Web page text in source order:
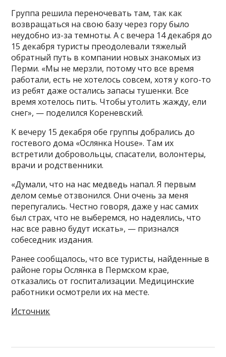
Группа решила переночевать там, так как
возвращаться на свою базу через гору было
неудобно из-за темноты. А с вечера 14 декабря до
15 декабря туристы преодолевали тяжелый
обратный путь в компании новых знакомых из
Перми. «Мы не мерзли, потому что все время
работали, есть не хотелось совсем, хотя у кого-то
из ребят даже остались запасы тушенки. Все
время хотелось пить. Чтобы утолить жажду, ели
снег», — поделился Кореневский.
К вечеру 15 декабря обе группы добрались до
гостевого дома «Ослянка House». Там их
встретили добровольцы, спасатели, волонтеры,
врачи и родственники.
«Думали, что на нас медведь напал. Я первым
делом семье отзвонился. Они очень за меня
перепугались. Честно говоря, даже у нас самих
был страх, что не выберемся, но надеялись, что
нас все равно будут искать», — признался
собеседник издания.
Ранее сообщалось, что все туристы, найденные в
районе горы Ослянка в Пермском крае,
отказались от госпитализации. Медицинские
работники осмотрели их на месте.
Источник